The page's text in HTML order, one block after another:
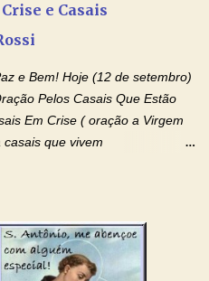
o meu pedido urgente (Fazer
vosso coração bondoso as
e Casais
e Bem! Hoje (12 de setembro)
Pelos Casais Que Estão
Em Crise ( oração a Virgem
que vivem
de Fé, pela cura dos
está doente? Você está
de Fé e entre nesta corrente